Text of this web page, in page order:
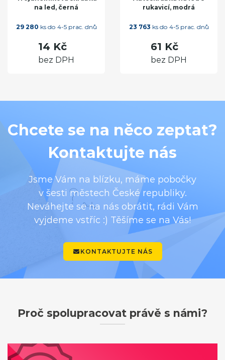
na led, černá
29 280 ks do 4-5 prac. dnů
14 Kč
bez DPH
rukavicí, modrá
23 763 ks do 4-5 prac. dnů
61 Kč
bez DPH
Chcete se na něco zeptat?
Kontaktujte nás
Jsme Vám na blízku, máme pobočky
v šesti městech České republiky.
Neváhejte se na nás obrátit, rádi Vám
vyjdeme vstříc :) Těšíme se na Vás!
KONTAKTUJTE NÁS
Proč spolupracovat právě s námi?